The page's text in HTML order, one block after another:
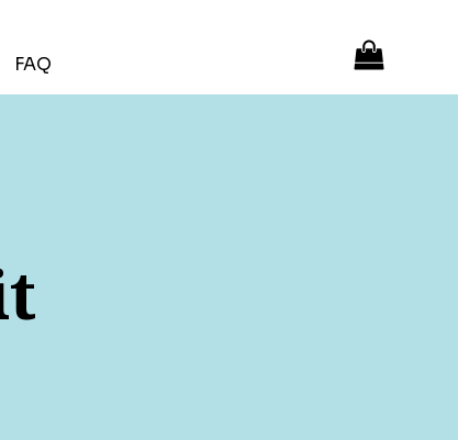
FAQ